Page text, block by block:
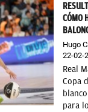
CÓMO
Hugo
22-02-
Real
Copa
para